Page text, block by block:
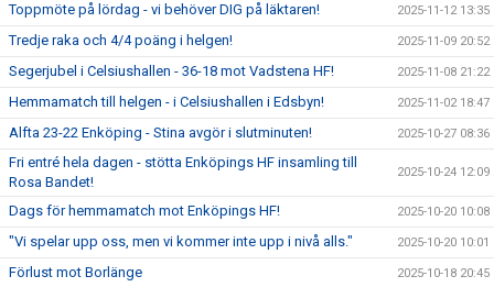
Toppmöte på lördag - vi behöver DIG på läktaren! 2025-11-12 13:35
Tredje raka och 4/4 poäng i helgen! 2025-11-09 20:52
Segerjubel i Celsiushallen - 36-18 mot Vadstena HF! 2025-11-08 21:22
Hemmamatch till helgen - i Celsiushallen i Edsbyn! 2025-11-02 18:47
Alfta 23-22 Enköping - Stina avgör i slutminuten! 2025-10-27 08:36
Fri entré hela dagen - stötta Enköpings HF insamling till
Rosa Bandet!
2025-10-24 12:09
Dags för hemmamatch mot Enköpings HF! 2025-10-20 10:08
"Vi spelar upp oss, men vi kommer inte upp i nivå alls." 2025-10-20 10:01
Förlust mot Borlänge 2025-10-18 20:45